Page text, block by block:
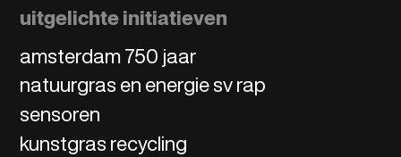
uitgelichte initiatieven
amsterdam 750 jaar
natuurgras en energie sv rap
sensoren
kunstgras recycling